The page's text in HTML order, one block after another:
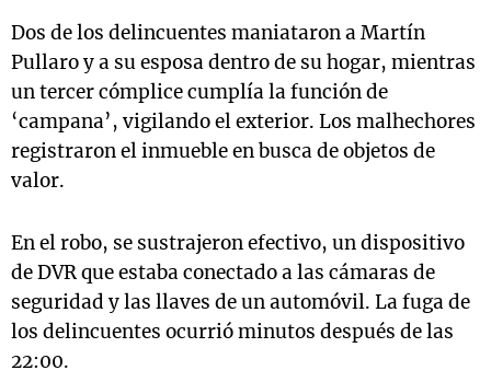
Dos de los delincuentes maniataron a Martín
Pullaro y a su esposa dentro de su hogar, mientras
un tercer cómplice cumplía la función de
‘campana’, vigilando el exterior. Los malhechores
registraron el inmueble en busca de objetos de
valor.
En el robo, se sustrajeron efectivo, un dispositivo
de DVR que estaba conectado a las cámaras de
seguridad y las llaves de un automóvil. La fuga de
los delincuentes ocurrió minutos después de las
22:00.